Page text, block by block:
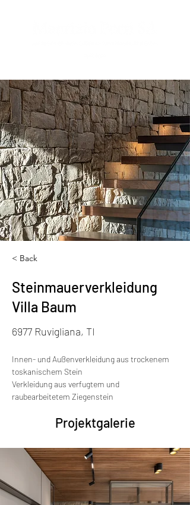
< Back
Steinmauerverkleidung
Villa Baum
6977 Ruvigliana, TI
Innen- und Außenverkleidung aus trockenem
toskanischem Stein
Verkleidung aus verfugtem und
raubearbeitetem Ziegenstein
Projektgalerie